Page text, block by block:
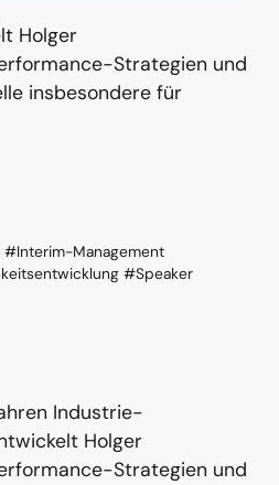
Holger
Strategien und
insbesondere für
Management
#Speaker
Industrie-
Holger
Strategien und